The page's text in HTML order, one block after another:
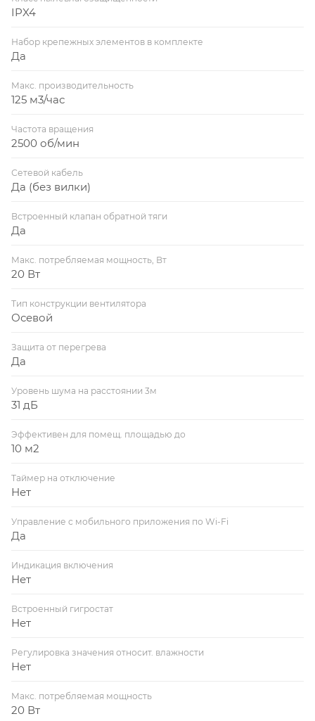
IPX4
Набор крепежных элементов в комплекте
Да
Макс. производительность
125 м3/час
Частота вращения
2500 об/мин
Сетевой кабель
Да (без вилки)
Встроенный клапан обратной тяги
Да
Макс. потребляемая мощность, Вт
20 Вт
Тип конструкции вентилятора
Осевой
Защита от перегрева
Да
Уровень шума на расстоянии 3м
31 дБ
Эффективен для помещ. площадью до
10 м2
Таймер на отключение
Нет
Управление c мобильного приложения по Wi-Fi
Да
Индикация включения
Нет
Встроенный гигростат
Нет
Регулировка значения относит. влажности
Нет
Макс. потребляемая мощность
20 Вт